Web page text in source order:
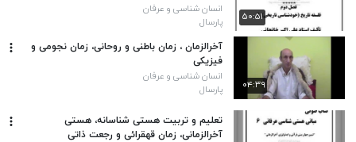
۵۰:۵۱
فاطمه، مذاهب، راه عارفان،
انسان شناسی و عرفان
پارسال
۰۴:۳۹
آخرالزمان ، زمان باطنی و روحانی، زمان نجومی و
فیزیکی
انسان شناسی و عرفان
پارسال
تعلیم و تربیت هستی شناسانه، هستی
آخرالزمانی، زمان قهقرائی و رجعت ذاتی